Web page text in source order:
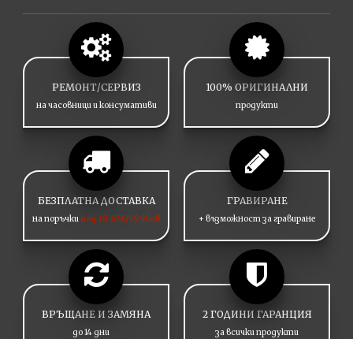
РЕМОНТ/СЕРВИЗ
на часовници и консумативи
100% ОРИГИНАЛНИ
продукти
БЕЗПЛАТНА ДОСТАВКА
на поръчкинад 30.67€/59.90лв
ГРАВИРАНЕ
+ възможност за гравиране
ВРЪЩАНЕ И ЗАМЯНА
до 14 дни
2 ГОДИНИ ГАРАНЦИЯ
за всички продукти